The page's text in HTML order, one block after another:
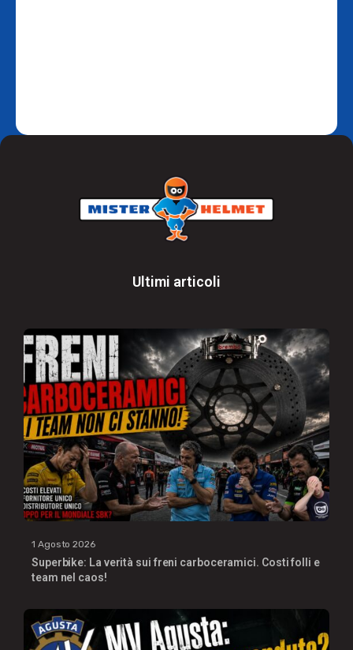
Ultimi articoli
1 Agosto 2026
Superbike: La verità sui freni carboceramici. Costi folli e
team nel caos!